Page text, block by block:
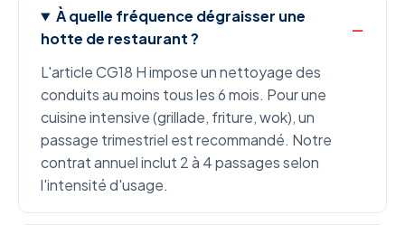
À quelle fréquence dégraisser une
hotte de restaurant ?
L'article CG18 H impose un nettoyage des
conduits au moins tous les 6 mois. Pour une
cuisine intensive (grillade, friture, wok), un
passage trimestriel est recommandé. Notre
contrat annuel inclut 2 à 4 passages selon
l'intensité d'usage.